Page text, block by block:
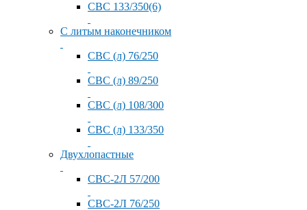
СВС 133/350(6)
С литым наконечником
СВС (л) 76/250
СВС (л) 89/250
СВС (л) 108/300
СВС (л) 133/350
Двухлопастные
СВС-2Л 57/200
СВС-2Л 76/250